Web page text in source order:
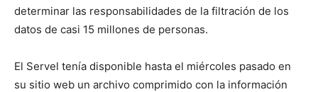
determinar las responsabilidades de la filtración de los
datos de casi 15 millones de personas.
El Servel tenía disponible hasta el miércoles pasado en
su sitio web un archivo comprimido con la información